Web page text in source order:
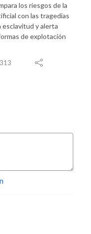
los riesgos de la
con las tragedias
esclavitud y alerta
de explotación
313